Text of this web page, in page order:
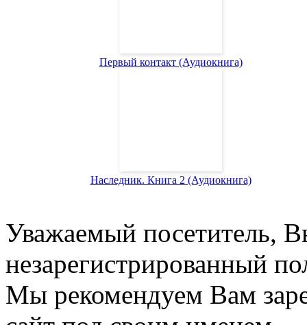
Первый контакт (Аудиокнига)
Наследник. Книга 2 (Аудиокнига)
Уважаемый посетитель,
незарегистрированный
Мы рекомендуем Вам